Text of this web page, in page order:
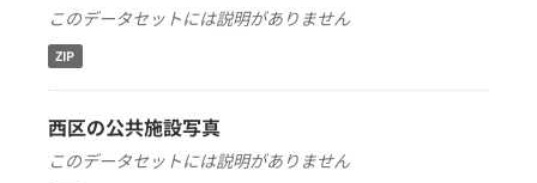
このデータセットには説明がありません
ZIP
西区の公共施設写真
このデータセットには説明がありません